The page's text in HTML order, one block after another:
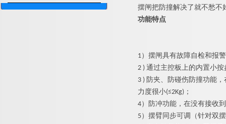
安装
摆闸把防撞解决了就不愁不
功能特点
1） 摆闸具有故障自检和报
2 ) 通过主控板上的内置小
3 ) 防夹、防碰伤防撞功能
力度很小(≤2Kg)；
4）防冲功能，在没有接收
5）摆臂同步可调（针对双